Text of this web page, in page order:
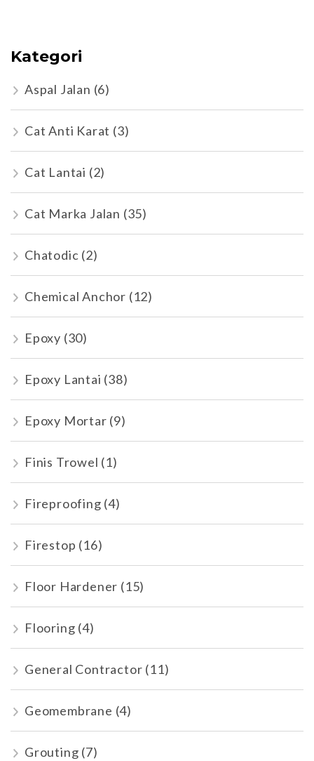
Kategori
Aspal Jalan (6)
Cat Anti Karat (3)
Cat Lantai (2)
Cat Marka Jalan (35)
Chatodic (2)
Chemical Anchor (12)
Epoxy (30)
Epoxy Lantai (38)
Epoxy Mortar (9)
Finis Trowel (1)
Fireproofing (4)
Firestop (16)
Floor Hardener (15)
Flooring (4)
General Contractor (11)
Geomembrane (4)
Grouting (7)